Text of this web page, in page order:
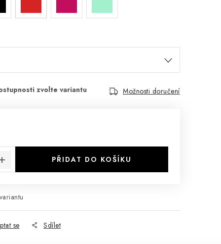
Možnosti doručení
PŘIDAT DO KOŠÍKU
se Sdílet